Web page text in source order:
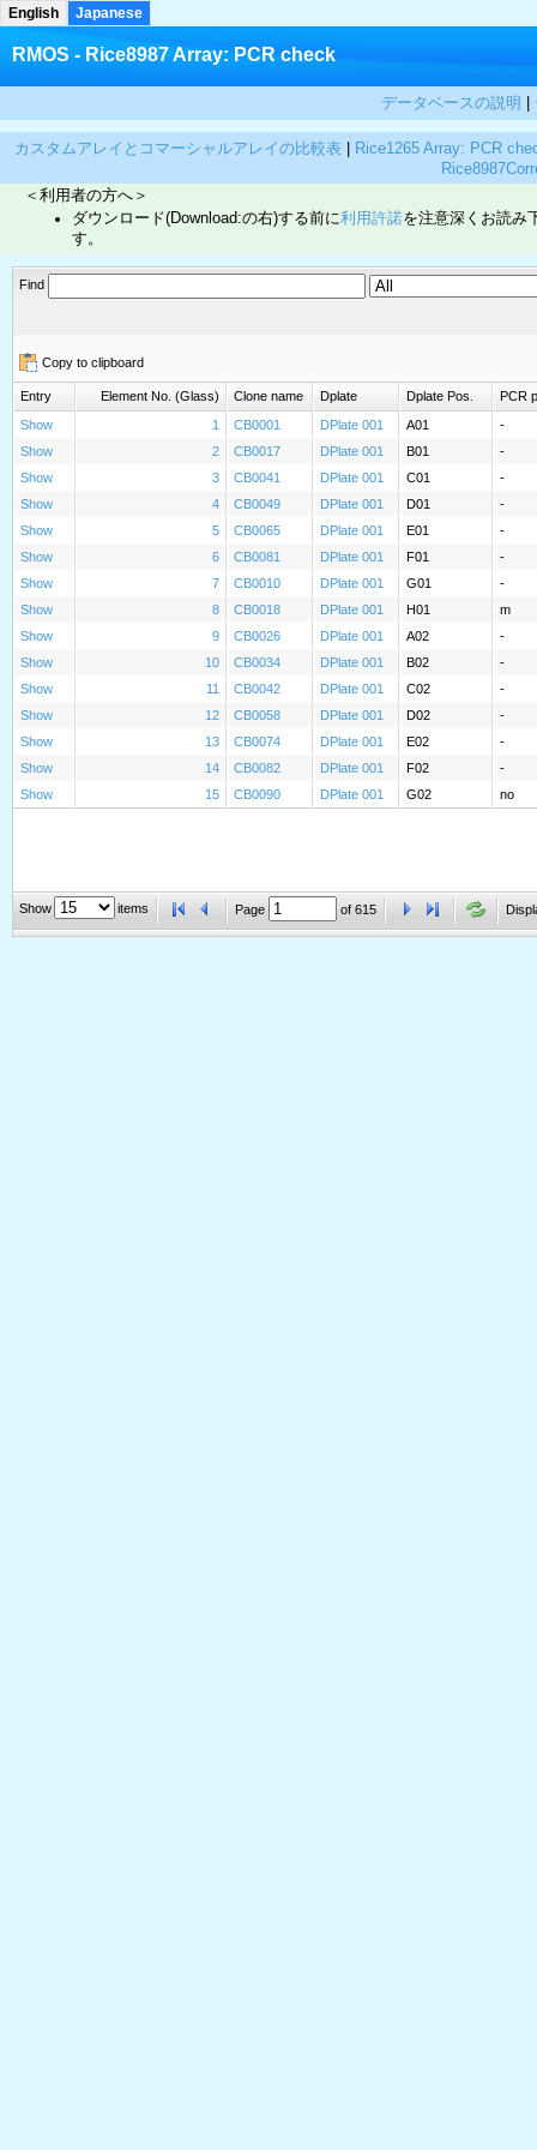
English Japanese
RMOS - Rice8987 Array: PCR check
データベースの説明
カスタムアレイとコマーシャルアレイの比較表
Rice1265 Array: PCR
＜利用者の方へ＞
ダウンロード(Download:の右)する前に利用許諾を注意深くお読み
す。
Find
Copy to clipboard
Entry Element No. (Glass) Clone name Dplate Dplate Pos.
PCR
Show
1 CB0001 DPlate 001 A01
-
Show
2 CB0017 DPlate 001 B01
-
Show
3 CB0041 DPlate 001 C01
-
Show
4 CB0049 DPlate 001 D01
-
Show
5 CB0065 DPlate 001 E01
-
Show
6 CB0081 DPlate 001 F01
-
Show
7 CB0010 DPlate 001 G01
-
Show
8 CB0018 DPlate 001 H01
m
Show
9 CB0026 DPlate 001 A02
-
Show
10 CB0034 DPlate 001 B02
-
Show
11 CB0042 DPlate 001 C02
-
Show
12 CB0058 DPlate 001 D02
-
Show
13 CB0074 DPlate 001 E02
-
Show
14 CB0082 DPlate 001 F02
-
Show
15 CB0090 DPlate 001 G02 no
Show items Page of 615